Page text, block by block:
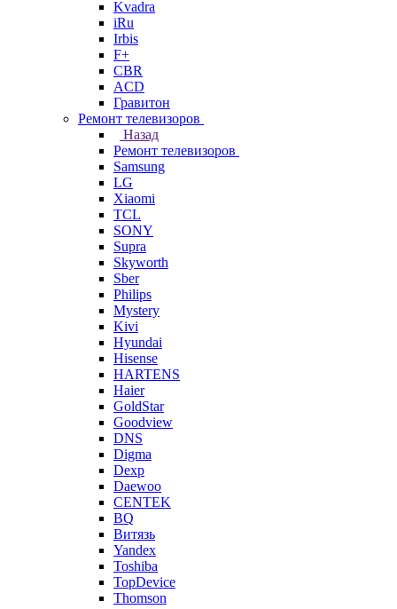
Kvadra
iRu
Irbis
F+
CBR
ACD
Гравитон
Ремонт телевизоров
Назад
Ремонт телевизоров
Samsung
LG
Xiaomi
TCL
SONY
Supra
Skyworth
Sber
Philips
Mystery
Kivi
Hyundai
Hisense
HARTENS
Haier
GoldStar
Goodview
DNS
Digma
Dexp
Daewoo
CENTEK
BQ
Витязь
Yandex
Toshiba
TopDevice
Thomson